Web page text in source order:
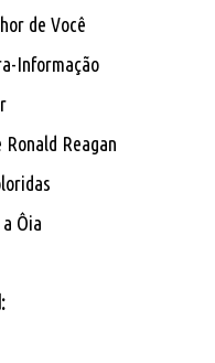
de Você
Informação
Ronald Reagan
Ôia